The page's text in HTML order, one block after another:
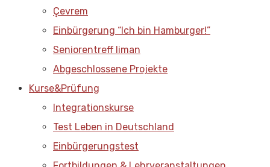
Çevrem
Einbürgerung “Ich bin Hamburger!”
Seniorentreff liman
Abgeschlossene Projekte
Kurse&Prüfung
Integrationskurse
Test Leben in Deutschland
Einbürgerungstest